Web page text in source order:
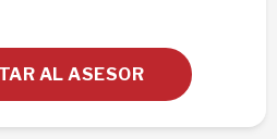
AL ASESOR